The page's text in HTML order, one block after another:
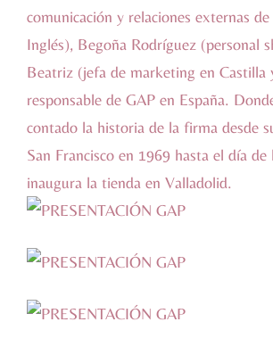
comunicación y relaciones externas de
Inglés), Begoña Rodríguez (personal
Beatriz (jefa de marketing en Castilla
responsable de GAP en España.
contado la historia de la firma desde
San Francisco en 1969 hasta el día de
inaugura la tienda en Valladolid.